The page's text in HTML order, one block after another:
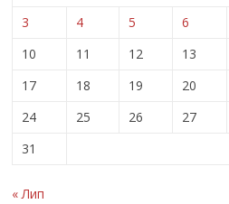
3
4 5 6
10
11 12 13
17
18 19 20
24
25 26 27
31
« Лип